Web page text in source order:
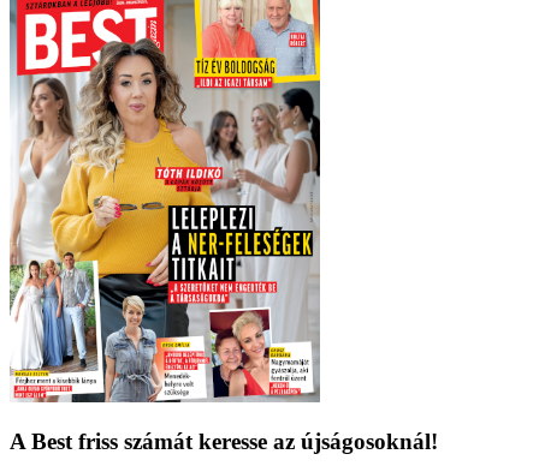
A Best friss számát keresse az újságosoknál!